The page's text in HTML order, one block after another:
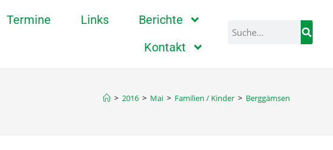
Termine Links
Berichte
Kontakt
> 2016 > Mai > Familien / Kinder > Berggämsen